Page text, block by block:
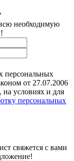
необходимую
персональных
от 27.07.2006
условиях и для
персональных
свяжется с вами